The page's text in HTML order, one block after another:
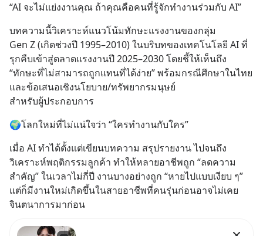
“AI จะไม่แย่งงานคุณ ถ้าคุณคือคนที่รู้จักทำงานร่วมกับ AI”
บทความนี้วิเคราะห์แนวโน้มทักษะแรงงานของกลุ่ม
Gen Z (เกิดช่วงปี 1995–2010) ในบริบทของเทคโนโลยี AI ที่
รุกคืบเข้าสู่ตลาดแรงงานปี 2025–2030 โดยชี้ให้เห็นถึง
“ทักษะที่ไม่สามารถถูกแทนที่ได้ง่าย” พร้อมกรณีศึกษาในไทย
และข้อเสนอเชิงนโยบาย/ทรัพยากรมนุษย์
สำหรับผู้ประกอบการ
🌍โลกใหม่ที่ไม่แน่ใจว่า “ใครทำงานกับใคร”
เมื่อ AI ทำได้ตั้งแต่เขียนบทความ สรุปรายงาน ไปจนถึง
วิเคราะห์พฤติกรรมลูกค้า ทำให้หลายอาชีพถูก “ลดความ
สำคัญ” ในเวลาไม่กี่ปี งานบางอย่างถูก “หายไปแบบเงียบ ๆ”
แต่ก็มีงานใหม่เกิดขึ้นในสายอาชีพที่คนรุ่นก่อนอาจไม่เคย
จินตนาการมาก่อน